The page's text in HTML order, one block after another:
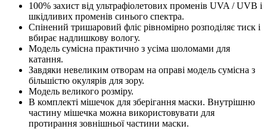
100% захист від ультрафіолетових променів UVA / UVB і
шкідливих променів синього спектра.
Спінений тришаровий фліс рівномірно розподіляє тиск і
вбирає надлишкову вологу.
Модель сумісна практично з усіма шоломами для
катання.
Завдяки невеликим отворам на оправі модель сумісна з
більшістю окулярів для зору.
Модель великого розміру.
В комплекті мішечок для зберігання маски. Внутрішню
частину мішечка можна використовувати для
протирання зовнішньої частини маски.